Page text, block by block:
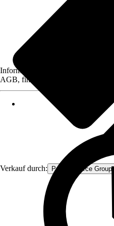
Verkauf durch: Procommerce Group
Informationen des Verkäufers, wie
AGB, finden Sie bei Klick auf den